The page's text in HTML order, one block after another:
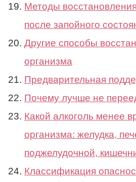
Методы
после запойного
Другие способы
организма
Предварительная
Почему лучше не
Какой алкоголь менее
организма: желудка,
поджелудочной,
Классификация